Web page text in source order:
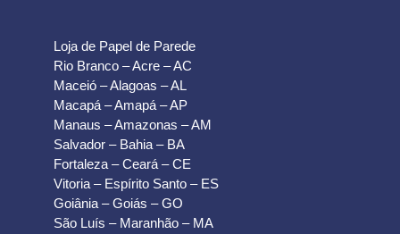
Loja de Papel de Parede
Rio Branco – Acre – AC
Maceió – Alagoas – AL
Macapá – Amapá – AP
Manaus – Amazonas – AM
Salvador – Bahia – BA
Fortaleza – Ceará – CE
Vitoria – Espírito Santo – ES
Goiânia – Goiás – GO
São Luís – Maranhão – MA